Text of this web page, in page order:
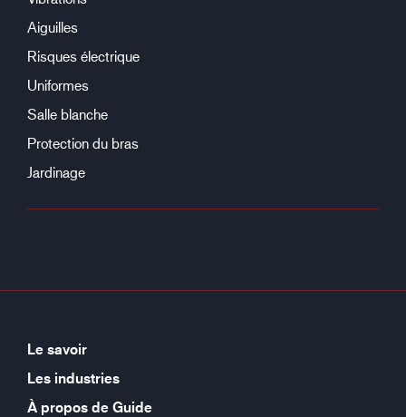
Aiguilles
Risques électrique
Uniformes
Salle blanche
Protection du bras
Jardinage
Le savoir
Les industries
À propos de Guide